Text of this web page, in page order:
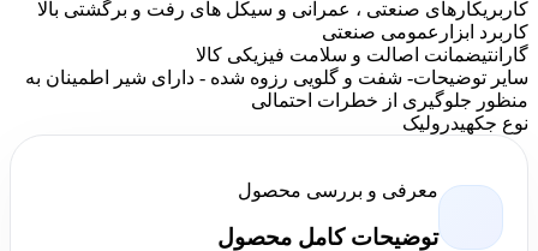
کاربریکارهای صنعتی ، عمرانی و سیکل های رفت و برگشتی بالا
کاربرد ابزار عمومی صنعتی
گارانتیضمانت اصالت و سلامت فیزیکی کالا
سایر توضیحات- شفت و گلویی رزوه شده - دارای شیر اطمینان به
منظور جلوگیری از خطرات احتمالی
نوع جکهیدرولیک
معرفی و بررسی محصول
توضیحات کامل محصول